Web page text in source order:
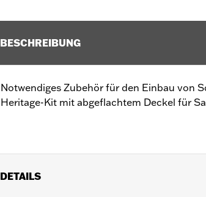
BESCHREIBUNG
Notwendiges Zubehör für den Einbau von
Heritage-Kit mit abgeflachtem Deckel für
DETAILS